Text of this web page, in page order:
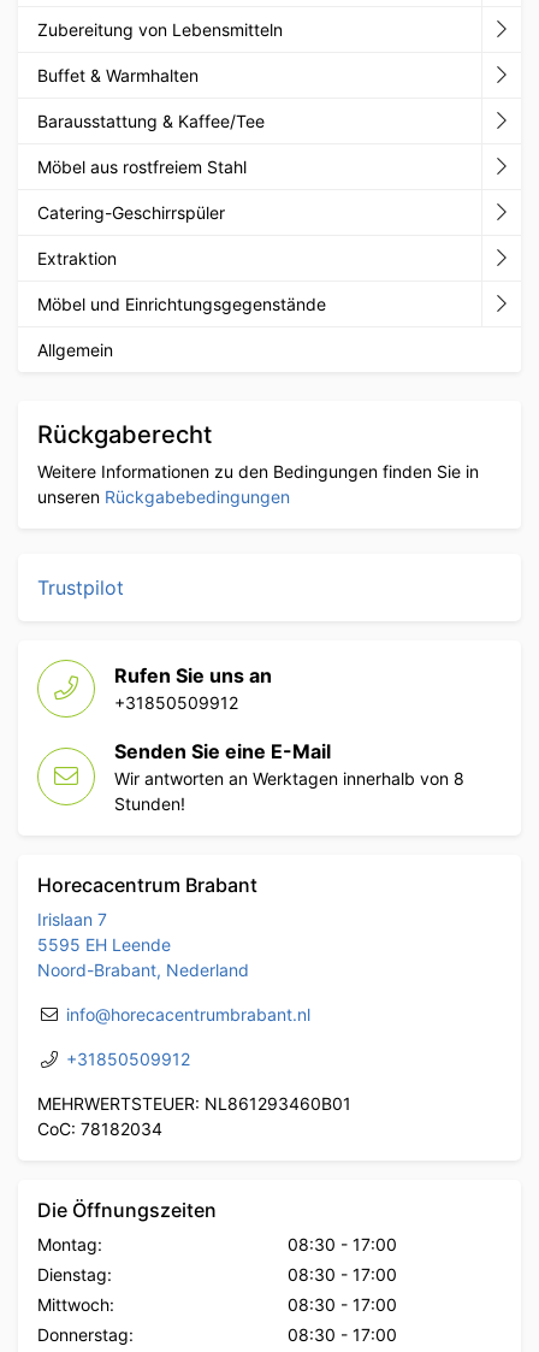
Zubereitung von Lebensmitteln
Buffet & Warmhalten
Barausstattung & Kaffee/Tee
Möbel aus rostfreiem Stahl
Catering-Geschirrspüler
Extraktion
Möbel und Einrichtungsgegenstände
Allgemein
Rückgaberecht
Weitere Informationen zu den Bedingungen finden Sie in
unseren Rückgabebedingungen
Trustpilot
Rufen Sie uns an
+31850509912
Senden Sie eine E-Mail
Wir antworten an Werktagen innerhalb von 8
Stunden!
Horecacentrum Brabant
Irislaan 7
5595 EH Leende
Noord-Brabant, Nederland
info@horecacentrumbrabant.nl
+31850509912
MEHRWERTSTEUER: NL861293460B01
CoC: 78182034
Die Öffnungszeiten
Montag: 08:30 - 17:00
Dienstag:
08:30 - 17:00
Mittwoch:
08:30 - 17:00
Donnerstag:
08:30 - 17:00